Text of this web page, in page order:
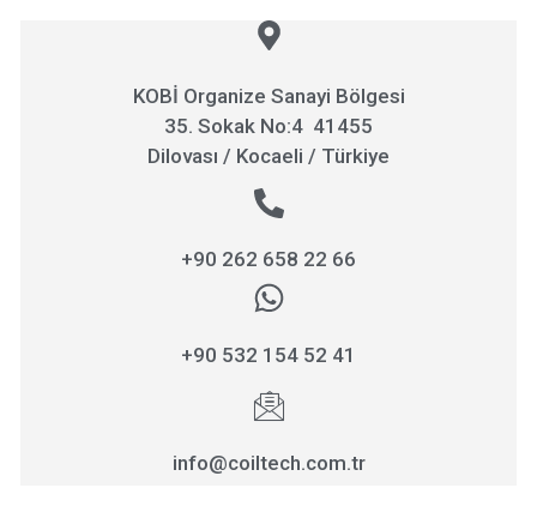
KOBİ Organize Sanayi Bölgesi
35. Sokak No:4 41455
Dilovası / Kocaeli / Türkiye
+90 262 658 22 66
+90 532 154 52 41
info@coiltech.com.tr